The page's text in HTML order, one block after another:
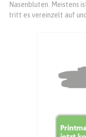
Nasenbluten. Meistens
tritt es vereinzelt auf